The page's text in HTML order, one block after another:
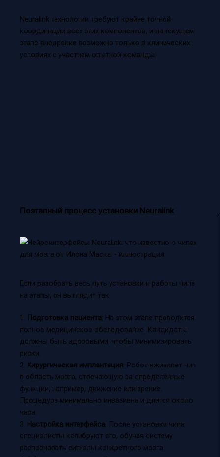
Neuralink технологии требуют крайне точной
координации всех этих компонентов, и на текущем
этапе внедрение возможно только в клинических
условиях с участием опытной команды.
Поэтапный процесс установки Neuralink
Если разобрать весь путь установки и работы чипа
на этапы, он выглядит так:
1. Подготовка пациента: На этом этапе проводится
полное медицинское обследование. Кандидаты
должны быть здоровыми, чтобы минимизировать
риски.
2. Хирургическая имплантация: Робот вживляет чип
в область мозга, отвечающую за определённые
функции, например, движение или зрение.
Процедура минимально инвазивна и длится около
часа.
3. Настройка интерфейса: После установки чипа
специалисты калибруют его, обучая систему
распознавать сигналы конкретного мозга.